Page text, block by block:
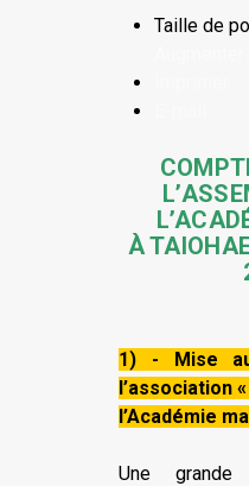
Taille de
À
1) - Mise
l’association
l’Académie
Une